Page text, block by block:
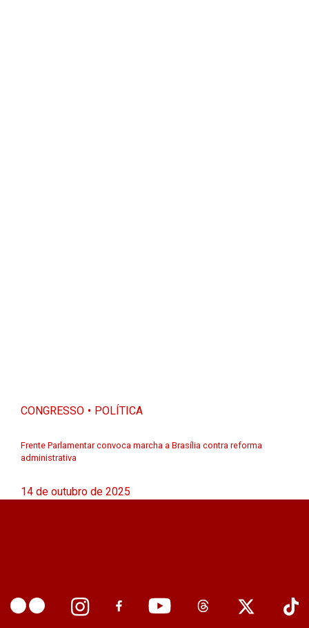
CONGRESSO POLÍTICA
Frente Parlamentar convoca marcha a Brasília contra reforma
administrativa
14 de outubro de 2025